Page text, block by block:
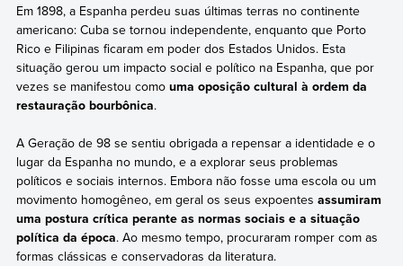
Em 1898, a Espanha perdeu suas últimas terras no continente
americano: Cuba se tornou independente, enquanto que Porto
Rico e Filipinas ficaram em poder dos Estados Unidos. Esta
situação gerou um impacto social e político na Espanha, que por
vezes se manifestou como uma oposição cultural à ordem da
restauração bourbônica.
A Geração de 98 se sentiu obrigada a repensar a identidade e o
lugar da Espanha no mundo, e a explorar seus problemas
políticos e sociais internos. Embora não fosse uma escola ou um
movimento homogêneo, em geral os seus expoentes assumiram
uma postura crítica perante as normas sociais e a situação
política da época. Ao mesmo tempo, procuraram romper com as
formas clássicas e conservadoras da literatura.